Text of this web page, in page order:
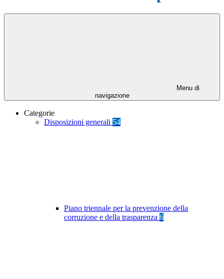
Menu di
navigazione
Categorie
Disposizioni generali 54
Piano triennale per la prevenzione della
corruzione e della trasparenza 6